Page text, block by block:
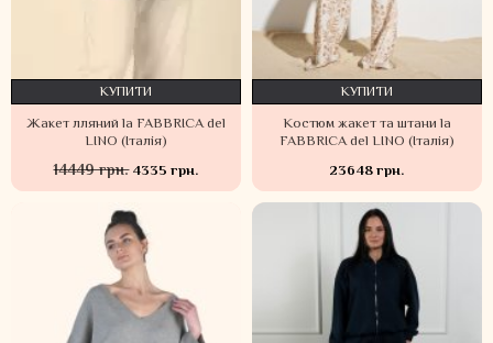
Жакет лляний la FABBRICA del
LINO (Італія)
14449 грн.4335 грн.
КУПИТИ
Костюм жакет та штани la
FABBRICA del LINO (Італія)
23648 грн.
КУПИТИ